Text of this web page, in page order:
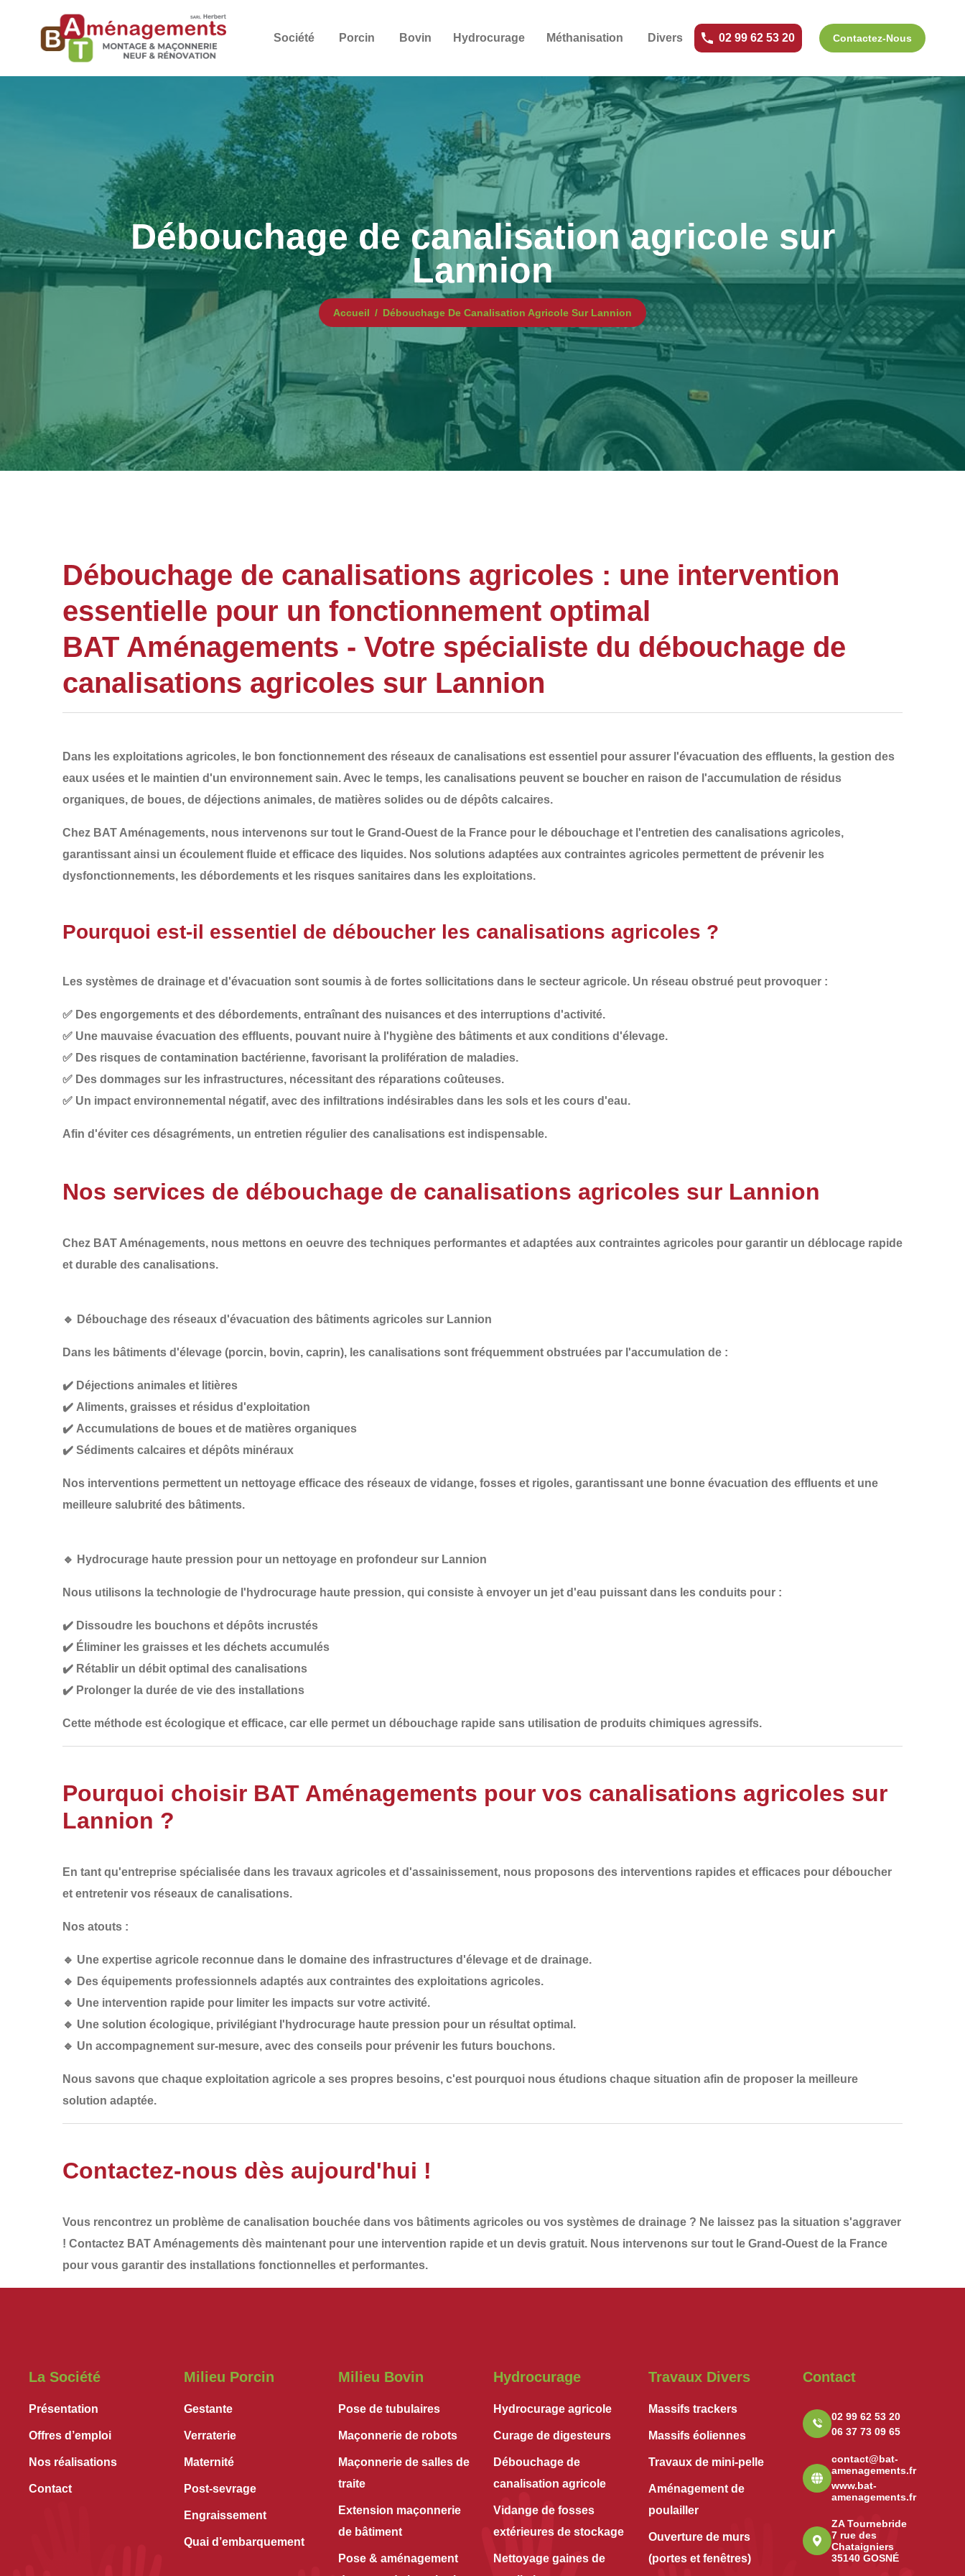
Société Porcin Bovin Hydrocurage Méthanisation Divers 02 99 62 53 20 Contactez-Nous
Débouchage de canalisation agricole sur
Lannion
Accueil Débouchage De Canalisation Agricole Sur Lannion
Débouchage de canalisations agricoles : une intervention
essentielle pour un fonctionnement optimal
BAT Aménagements - Votre spécialiste du débouchage de
canalisations agricoles sur Lannion
Dans les exploitations agricoles, le bon fonctionnement des réseaux de canalisations est essentiel pour assurer l'évacuation des effluents, la gestion des
eaux usées et le maintien d'un environnement sain. Avec le temps, les canalisations peuvent se boucher en raison de l'accumulation de résidus
organiques, de boues, de déjections animales, de matières solides ou de dépôts calcaires.
Chez BAT Aménagements, nous intervenons sur tout le Grand-Ouest de la France pour le débouchage et l'entretien des canalisations agricoles,
garantissant ainsi un écoulement fluide et efficace des liquides. Nos solutions adaptées aux contraintes agricoles permettent de prévenir les
dysfonctionnements, les débordements et les risques sanitaires dans les exploitations.
Pourquoi est-il essentiel de déboucher les canalisations agricoles ?
Les systèmes de drainage et d'évacuation sont soumis à de fortes sollicitations dans le secteur agricole. Un réseau obstrué peut provoquer :
✅ Des engorgements et des débordements, entraînant des nuisances et des interruptions d'activité.
✅ Une mauvaise évacuation des effluents, pouvant nuire à l'hygiène des bâtiments et aux conditions d'élevage.
✅ Des risques de contamination bactérienne, favorisant la prolifération de maladies.
✅ Des dommages sur les infrastructures, nécessitant des réparations coûteuses.
✅ Un impact environnemental négatif, avec des infiltrations indésirables dans les sols et les cours d'eau.
Afin d'éviter ces désagréments, un entretien régulier des canalisations est indispensable.
Nos services de débouchage de canalisations agricoles sur Lannion
Chez BAT Aménagements, nous mettons en oeuvre des techniques performantes et adaptées aux contraintes agricoles pour garantir un déblocage rapide
et durable des canalisations.
🔹 Débouchage des réseaux d'évacuation des bâtiments agricoles sur Lannion
Dans les bâtiments d'élevage (porcin, bovin, caprin), les canalisations sont fréquemment obstruées par l'accumulation de :
✔️ Déjections animales et litières
✔️ Aliments, graisses et résidus d'exploitation
✔️ Accumulations de boues et de matières organiques
✔️ Sédiments calcaires et dépôts minéraux
Nos interventions permettent un nettoyage efficace des réseaux de vidange, fosses et rigoles, garantissant une bonne évacuation des effluents et une
meilleure salubrité des bâtiments.
🔹 Hydrocurage haute pression pour un nettoyage en profondeur sur Lannion
Nous utilisons la technologie de l'hydrocurage haute pression, qui consiste à envoyer un jet d'eau puissant dans les conduits pour :
✔️ Dissoudre les bouchons et dépôts incrustés
✔️ Éliminer les graisses et les déchets accumulés
✔️ Rétablir un débit optimal des canalisations
✔️ Prolonger la durée de vie des installations
Cette méthode est écologique et efficace, car elle permet un débouchage rapide sans utilisation de produits chimiques agressifs.
Pourquoi choisir BAT Aménagements pour vos canalisations agricoles sur
Lannion ?
En tant qu'entreprise spécialisée dans les travaux agricoles et d'assainissement, nous proposons des interventions rapides et efficaces pour déboucher
et entretenir vos réseaux de canalisations.
Nos atouts :
🔹 Une expertise agricole reconnue dans le domaine des infrastructures d'élevage et de drainage.
🔹 Des équipements professionnels adaptés aux contraintes des exploitations agricoles.
🔹 Une intervention rapide pour limiter les impacts sur votre activité.
🔹 Une solution écologique, privilégiant l'hydrocurage haute pression pour un résultat optimal.
🔹 Un accompagnement sur-mesure, avec des conseils pour prévenir les futurs bouchons.
Nous savons que chaque exploitation agricole a ses propres besoins, c'est pourquoi nous étudions chaque situation afin de proposer la meilleure
solution adaptée.
Contactez-nous dès aujourd'hui !
Vous rencontrez un problème de canalisation bouchée dans vos bâtiments agricoles ou vos systèmes de drainage ? Ne laissez pas la situation s'aggraver
! Contactez BAT Aménagements dès maintenant pour une intervention rapide et un devis gratuit. Nous intervenons sur tout le Grand-Ouest de la France
pour vous garantir des installations fonctionnelles et performantes.
La Société
Présentation
Offres d’emploi
Nos réalisations
Contact
Milieu Porcin
Gestante
Verraterie
Maternité
Post-sevrage
Engraissement
Quai d’embarquement
Milieu Bovin
Pose de tubulaires
Maçonnerie de robots
Maçonnerie de salles de
traite
Extension maçonnerie
de bâtiment
Pose & aménagement
Hydrocurage
Hydrocurage agricole
Curage de digesteurs
Débouchage de
canalisation agricole
Vidange de fosses
extérieures de stockage
Nettoyage gaines de
Travaux Divers
Massifs trackers
Massifs éoliennes
Travaux de mini-pelle
Aménagement de
poulailler
Ouverture de murs
(portes et fenêtres)
Contact
02 99 62 53 20
06 37 73 09 65
contact@bat-
amenagements.fr
www.bat-
amenagements.fr
ZA Tournebride
7 rue des
Chataigniers
35140 GOSNÉ